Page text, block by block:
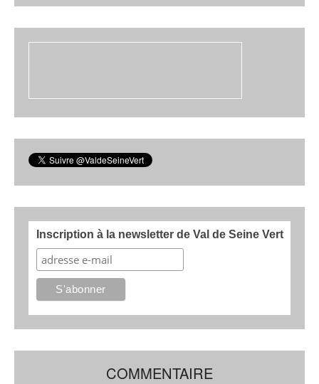
Inscription à la newsletter de Val de Seine Vert
COMMENTAIRE